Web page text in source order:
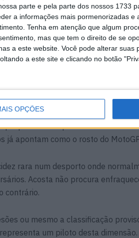
parte e pela parte dos nossos 1733
a informações mais pormenorizadas
Tenha em atenção que algum
mas que tem o direito de se
a este website. Você pode alterar
a este site e clicando no botão
OPÇÕES
muito mais ligeira pudesse afastá-
do que análise.
“Não se pode eliminar
sobretudo quando
a ser o Marc, não perdeu
parece. Porque vem de um
já apontam como o rosto do
rara num desporto onde
Acosta não procura
contrário.
ou mesmo a classificação
um piloto desta dimensão.